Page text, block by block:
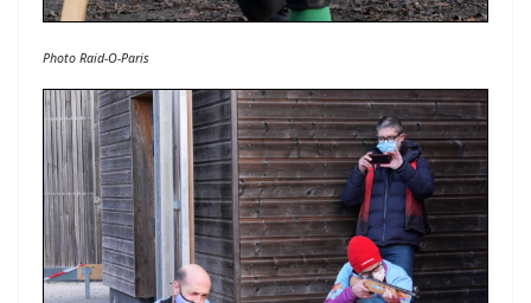
Photo Raid-O-Paris